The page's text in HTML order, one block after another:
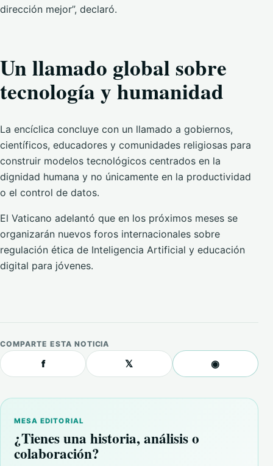
dirección mejor”, declaró.
Un llamado global sobre
tecnología y humanidad
La encíclica concluye con un llamado a gobiernos,
científicos, educadores y comunidades religiosas para
construir modelos tecnológicos centrados en la
dignidad humana y no únicamente en la productividad
o el control de datos.
El Vaticano adelantó que en los próximos meses se
organizarán nuevos foros internacionales sobre
regulación ética de Inteligencia Artificial y educación
digital para jóvenes.
COMPARTE ESTA NOTICIA
f 𝕏 ◉
MESA EDITORIAL
¿Tienes una historia, análisis o
colaboración?